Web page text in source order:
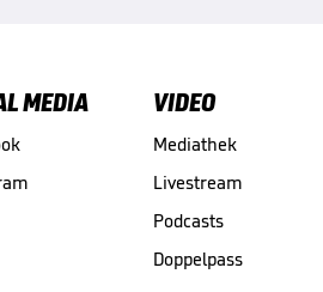
MEDIA VIDEO
Mediathek
Livestream
Podcasts
Doppelpass